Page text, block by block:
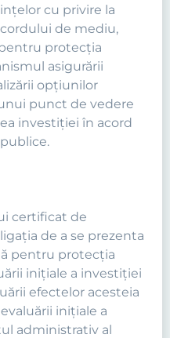
cu privire la
de mediu,
protecţia
asigurării
opţiunilor
punct de vedere
investiţiei în acord
certificat de
de a se prezenta
pentru protecţia
iniţiale a investiţiei
efectelor acesteia
iniţiale a
administrativ al